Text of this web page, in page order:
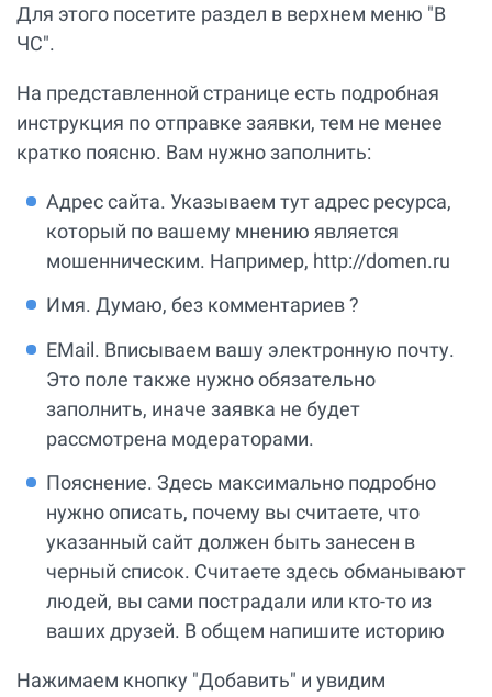
Для этого посетите раздел в верхнем меню "В
ЧС".
На представленной странице есть подробная
инструкция по отправке заявки, тем не менее
кратко поясню. Вам нужно заполнить:
Адрес сайта. Указываем тут адрес ресурса,
который по вашему мнению является
мошенническим. Например, http://domen.ru
Имя. Думаю, без комментариев ?
EMail. Вписываем вашу электронную почту.
Это поле также нужно обязательно
заполнить, иначе заявка не будет
рассмотрена модераторами.
Пояснение. Здесь максимально подробно
нужно описать, почему вы считаете, что
указанный сайт должен быть занесен в
черный список. Считаете здесь обманывают
людей, вы сами пострадали или кто-то из
ваших друзей. В общем напишите историю
Нажимаем кнопку "Добавить" и увидим